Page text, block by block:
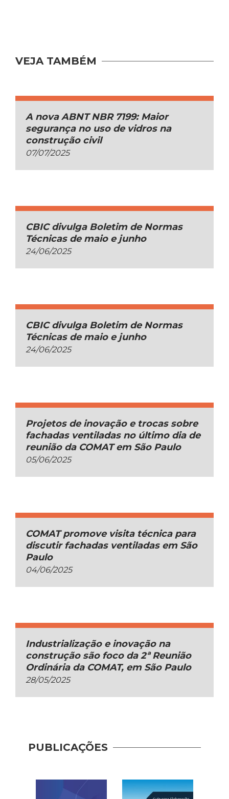
VEJA TAMBÉM
A nova ABNT NBR 7199: Maior
segurança no uso de vidros na
construção civil
07/07/2025
CBIC divulga Boletim de Normas
Técnicas de maio e junho
24/06/2025
CBIC divulga Boletim de Normas
Técnicas de maio e junho
24/06/2025
Projetos de inovação e trocas sobre
fachadas ventiladas no último dia de
reunião da COMAT em São Paulo
05/06/2025
COMAT promove visita técnica para
discutir fachadas ventiladas em São
Paulo
04/06/2025
Industrialização e inovação na
construção são foco da 2ª Reunião
Ordinária da COMAT, em São Paulo
28/05/2025
PUBLICAÇÕES